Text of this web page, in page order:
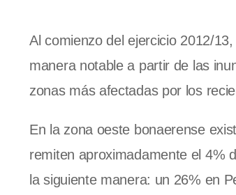
Al comienzo del ejercicio 2012/
manera notable a partir de las
zonas más afectadas por los
En la zona oeste bonaerense
remiten aproximadamente el 4%
la siguiente manera: un 26% en